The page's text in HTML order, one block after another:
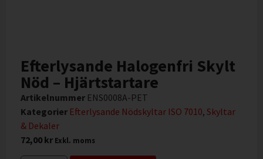
Efterlysande Halogenfri Skylt
Nöd – Hjärtstartare
Artikelnummer ENS0008A-PET
Kategorier Efterlysande Nödskyltar ISO 7010, Skyltar
& Dekaler
72,00 kr Exkl. moms